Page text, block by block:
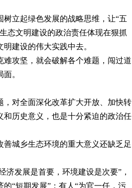
立起绿色发展的战略思维，让“五
态文明建设的政治责任体现在狠抓
建设的伟大实践中去。
攻坚，就会破解各个难题，闯过道
。
对全面深化改革扩大开放、加快转
历史意义，也是十分紧迫的政治任
城乡生态环境的重大意义还缺乏足
济发展是首要，环境建设是次要”，
“短期发展”；有人“为官一任，污